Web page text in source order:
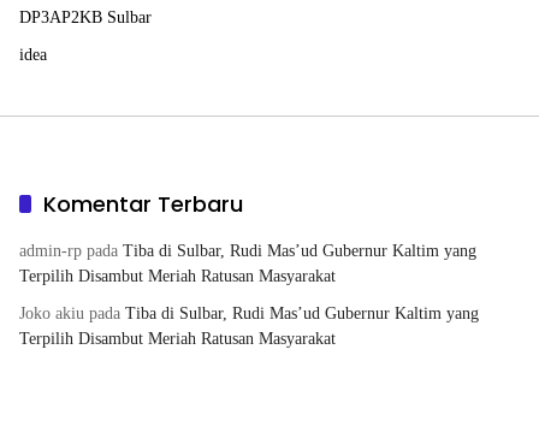
DP3AP2KB Sulbar
idea
Komentar Terbaru
admin-rp pada Tiba di Sulbar, Rudi Mas’ud Gubernur Kaltim yang
Terpilih Disambut Meriah Ratusan Masyarakat
Joko akiu pada Tiba di Sulbar, Rudi Mas’ud Gubernur Kaltim yang
Terpilih Disambut Meriah Ratusan Masyarakat